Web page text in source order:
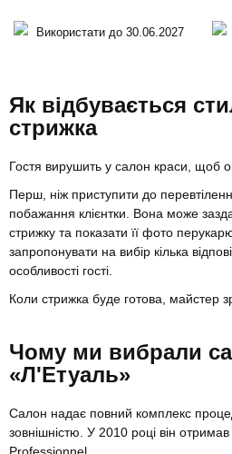
Використати до 30.06.2027
Як відбувається
стрижка
Гостя вирушить у салон краси, щоб
Перш, ніж приступити до
побажання клієнтки. Вона може
стрижку та показати її фото
запропонувати на вибір кілька
особливості гості.
Коли стрижка буде готова, майстер
Чому ми вибрали
«Л'Етуаль»
Салон надає повний комплекс
зовнішністю. У 2010 році він